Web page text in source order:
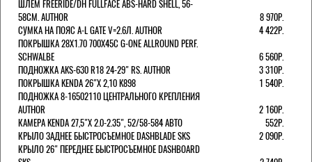
ШЛЕМ FREERIDE/DH FULLFACE ABS-HARD SHELL, 56-
58СМ. AUTHOR
8 970Р.
СУМКА НА ПОЯС A-L GATE V=2.6Л. AUTHOR
4 422Р.
ПОКРЫШКА 28X1.70 700X45C G-ONE ALLROUND PERF.
SCHWALBE
6 560Р.
ПОДНОЖКА AKS-630 R18 24-29" RS. AUTHOR
3 310Р.
ПОКРЫШКА KENDA 26"Х 2,10 K898
1 540Р.
ПОДНОЖКА 8-16502110 ЦЕНТРАЛЬНОГО КРЕПЛЕНИЯ
AUTHOR
2 160Р.
КАМЕРА KENDA 27,5"Х 2.0-2.35", 52/58-584 АВТО
552Р.
КРЫЛО ЗАДНЕЕ БЫСТРОСЪЕМНОЕ DASHBLADE SKS
2 090Р.
КРЫЛО 26" ПЕРЕДНЕЕ БЫСТРОСЪЕМНОЕ DASHBOARD